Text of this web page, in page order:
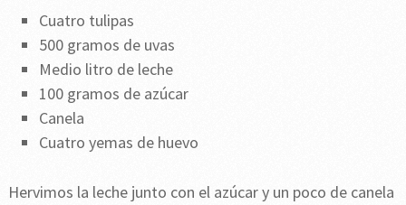
Cuatro tulipas
500 gramos de uvas
Medio litro de leche
100 gramos de azúcar
Canela
Cuatro yemas de huevo
Hervimos la leche junto con el azúcar y un poco de canela